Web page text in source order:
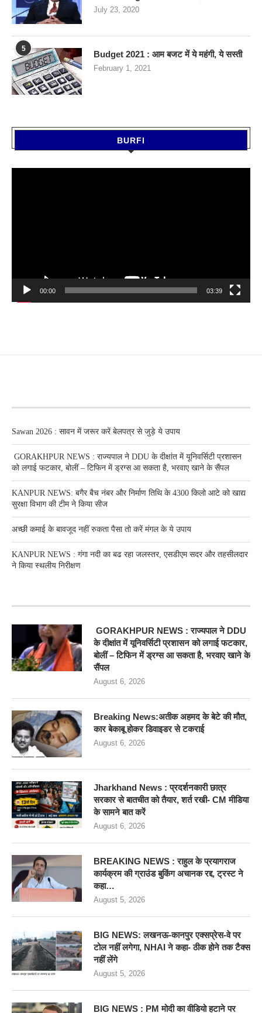
July 23, 2020
5
Budget 2021 : आम बजट में ये महंगी, ये सस्‍ती
February 1, 2021
BURFI
00:00 03:39
Sawan 2026 : सावन में जरूर करें बेलपत्र से जुड़े ये उपाय
GORAKHPUR NEWS : राज्यपाल ने DDU के दीक्षांत में यूनिवर्सिटी प्रशासन
को लगाई फटकार, बोलीं – टिफिन में ड्रग्स आ सकता है, भरवाए खाने के सैंपल
KANPUR NEWS: बगैर बैच नंबर और निर्माण तिथि के 4300 किलो आटे को खाद्य
सुरक्षा विभाग की टीम ने किया सीज
अच्छी कमाई के बावजूद नहीं रुकता पैसा तो करें मंगल के ये उपाय
KANPUR NEWS : गंगा नदी का बढ रहा जलस्तर, एसडीएम सदर और तहसीलदार
ने किया स्थलीय निरीक्षण
GORAKHPUR NEWS : राज्यपाल ने DDU
के दीक्षांत में यूनिवर्सिटी प्रशासन को लगाई फटकार,
बोलीं – टिफिन में ड्रग्स आ सकता है, भरवाए खाने के
सैंपल
August 6, 2026
Breaking News:अतीक अहमद के बेटे की मौत,
कार बेकाबू होकर डिवाइडर से टकराई
August 6, 2026
Jharkhand News : प्रदर्शनकारी छात्र
सरकार से बातचीत को तैयार, शर्त रखी- CM मीडिया
के सामने बात करें
August 6, 2026
BREAKING NEWS : राहुल के प्रयागराज
कार्यक्रम की ग्राउंड बुकिंग अचानक रद्द, ट्रस्ट ने
कहा…
August 5, 2026
BIG NEWS: लखनऊ-कानपुर एक्सप्रेस-वे पर
टोल नहीं लगेगा, NHAI ने कहा- ठीक होने तक टैक्स
नहीं लेंगे
August 5, 2026
BIG NEWS : PM मोदी का वीडियो हटाने पर